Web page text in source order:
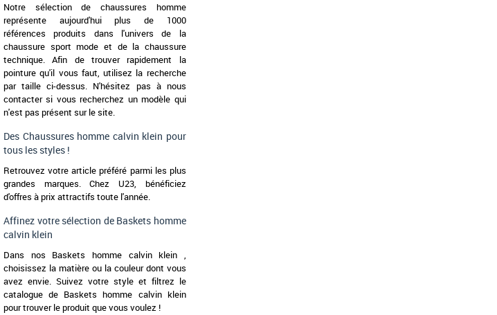
Notre sélection de chaussures homme
représente aujourd'hui plus de 1000
références produits dans l'univers de la
chaussure sport mode et de la chaussure
technique. Afin de trouver rapidement la
pointure qu'il vous faut, utilisez la recherche
par taille ci-dessus. N'hésitez pas à nous
contacter si vous recherchez un modèle qui
n'est pas présent sur le site.
Des Chaussures homme calvin klein pour
tous les styles !
Retrouvez votre article préféré parmi les plus
grandes marques. Chez U23, bénéficiez
d'offres à prix attractifs toute l'année.
Affinez votre sélection de Baskets homme
calvin klein
Dans nos Baskets homme calvin klein ,
choisissez la matière ou la couleur dont vous
avez envie. Suivez votre style et filtrez le
catalogue de Baskets homme calvin klein
pour trouver le produit que vous voulez !